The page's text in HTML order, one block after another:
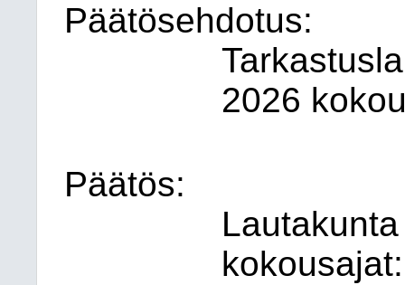
Päätösehdotus:
2026
Päätös:
kokousajat: